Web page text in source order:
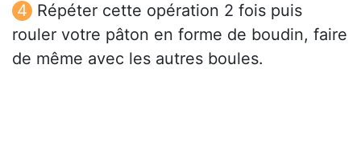
Répéter cette opération 2 fois puis
rouler votre pâton en forme de boudin, faire
de même avec les autres boules.